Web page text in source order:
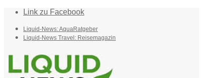
Link zu Facebook
Liquid-News: AquaRatgeber
Liquid-News Travel: Reisemagazin